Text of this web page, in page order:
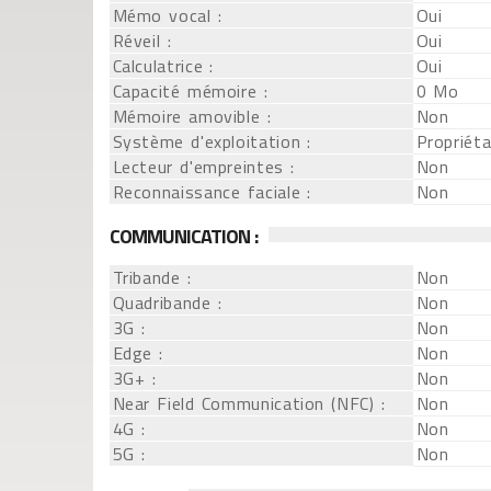
Mémo vocal :
Oui
Réveil :
Oui
Calculatrice :
Oui
Capacité mémoire :
0 Mo
Mémoire amovible :
Non
Système d'exploitation :
Lecteur d'empreintes :
Non
Reconnaissance faciale :
Non
COMMUNICATION :
Tribande :
Non
Quadribande :
Non
3G :
Non
Edge :
Non
3G+ :
Non
Near Field Communication (NFC) :
Non
4G :
Non
5G :
Non